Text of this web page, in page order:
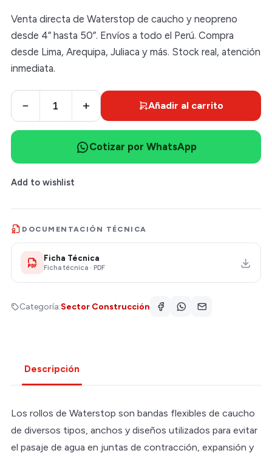
Venta directa de Waterstop de caucho y neopreno
desde 4” hasta 50”. Envíos a todo el Perú. Compra
desde Lima, Arequipa, Juliaca y más. Stock real, atención
inmediata.
− + Añadir al carrito
Cotizar por WhatsApp
Add to wishlist
DOCUMENTACIÓN TÉCNICA
Ficha Técnica
Ficha técnica · PDF
Categoría:Sector Construcción
Descripción
Los rollos de Waterstop son bandas flexibles de caucho
de diversos tipos, anchos y diseños utilizados para evitar
el pasaje de agua en juntas de contracción, expansión y